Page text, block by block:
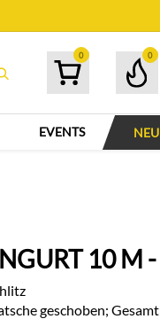
0 0
EVENTS NEU
10 M
geschoben;